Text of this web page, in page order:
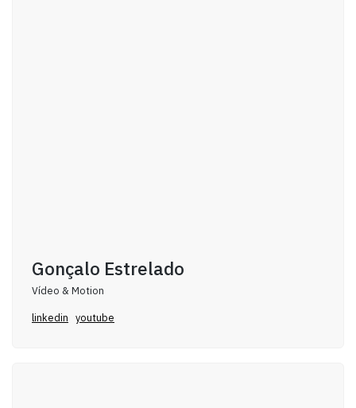
Gonçalo Estrelado
Vídeo & Motion
linkedin youtube